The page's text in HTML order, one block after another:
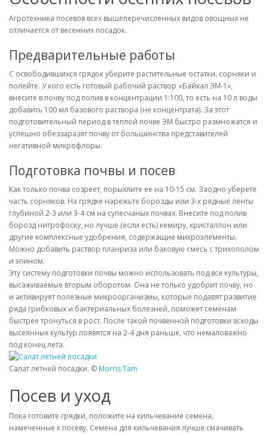
Агротехника посевов всех вышеперечисленных видов овощных не
отличается от весенних посадок.
Предварительные работы
С освободившихся грядок уберите растительные остатки, сорняки и
полейте. У кого есть готовый рабочий раствор «Байкал ЭМ-1»,
внесите в почву под полив в концентрации 1:100, то есть на 10 л воды
добавить 100 мл базового раствора (не концентрата). За этот
подготовительный период в теплой почве ЭМ быстро размножатся и
успешно обеззаразят почву от большинства представителей
негативной микрофлоры.
Подготовка почвы и посев
Как только почва созреет, порыхлите ее на 10-15 см. Заодно уберете
часть сорняков. На грядке нарежьте борозды или 3-х рядные ленты
глубиной 2-3 или 3-4 см на супесчаных почвах. Внесите под полив
борозд нитрофоску, но лучше (если есть) кемиру, кристаллон или
другие комплексные удобрения, содержащие микроэлементы.
Можно добавить раствор планриза или баковую смесь с трихополом
и эпином.
Эту систему подготовки почвы можно использовать под все культуры,
высаживаемые вторым оборотом. Она не только удобрит почву, но
и активирует полезные микроорганизмы, которые подавят развитие
ряда грибковых и бактериальных болезней, поможет семенам
быстрее тронуться в рост. После такой почвенной подготовки всходы
высеянных культур появятся на 2-4 дня раньше, что немаловажно
под конец лета.
Салат летней посадки. © Morris Tam
Посев и уход
Пока готовите грядки, положите на кильчевание семена,
намеченные к посеву. Семена для кильчевания лучше смачивать